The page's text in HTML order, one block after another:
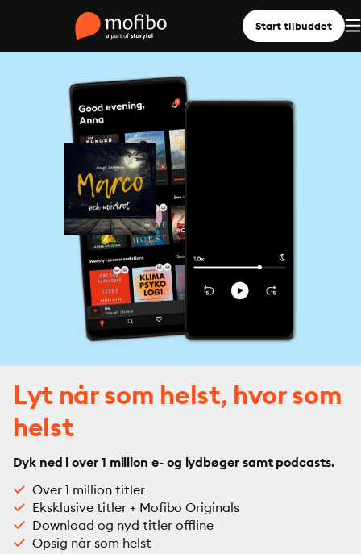
Start tilbuddet
Lyt når som helst, hvor som
helst
Dyk ned i over 1 million e- og lydbøger samt podcasts.
Over 1 million titler
Eksklusive titler + Mofibo Originals
Download og nyd titler offline
Opsig når som helst